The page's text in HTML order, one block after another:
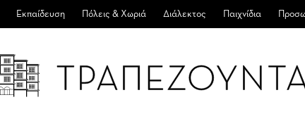
Εκπαίδευση Πόλεις & Χωριά Διάλεκτος Παιχνίδια